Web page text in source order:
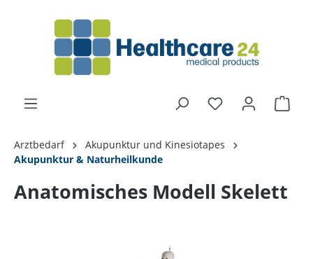
Arztbedarf
Akupunktur und Kinesiotapes
Akupunktur & Naturheilkunde
Anatomisches Modell Skelett